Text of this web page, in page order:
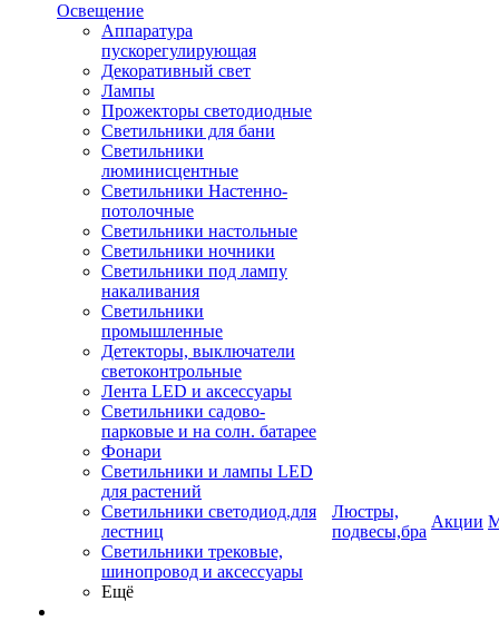
Освещение
Аппаратура
пускорегулирующая
Декоративный свет
Лампы
Прожекторы светодиодные
Светильники для бани
Светильники
люминисцентные
Светильники Настенно-
потолочные
Светильники настольные
Светильники ночники
Светильники под лампу
накаливания
Светильники
промышленные
Детекторы, выключатели
светоконтрольные
Лента LED и аксессуары
Светильники садово-
парковые и на солн. батарее
Фонари
Светильники и лампы LED
для растений
Светильники светодиод.для
лестниц
Светильники трековые,
шинопровод и аксессуары
Ещё
Люстры,
подвесы,бра
Акции